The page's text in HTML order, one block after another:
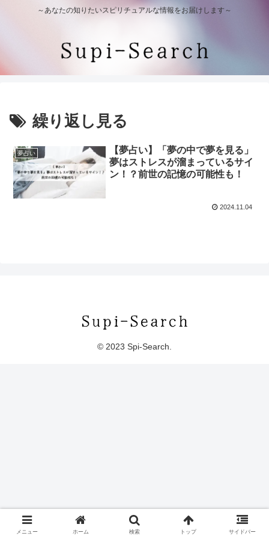
～あなたの知りたいスピリチュアルな情報をお届けします～
繰り返し見る
夢占い
【夢占い】「夢の中で夢を見る」
夢はストレスが溜まっているサイ
ン！？前世の記憶の可能性も！
2024.11.04
© 2023 Spi-Search.
メニュー ホーム 検索 トップ サイドバー